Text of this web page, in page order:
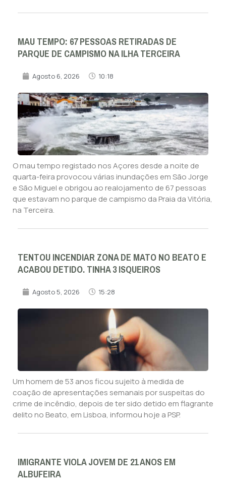
MAU TEMPO: 67 PESSOAS RETIRADAS DE
PARQUE DE CAMPISMO NA ILHA TERCEIRA
Agosto 6, 2026 10:18
O mau tempo registado nos Açores desde a noite de
quarta-feira provocou várias inundações em São Jorge
e São Miguel e obrigou ao realojamento de 67 pessoas
que estavam no parque de campismo da Praia da Vitória,
na Terceira.
TENTOU INCENDIAR ZONA DE MATO NO BEATO E
ACABOU DETIDO. TINHA 3 ISQUEIROS
Agosto 5, 2026 15:28
Um homem de 53 anos ficou sujeito à medida de
coação de apresentações semanais por suspeitas do
crime de incêndio, depois de ter sido detido em flagrante
delito no Beato, em Lisboa, informou hoje a PSP.
IMIGRANTE VIOLA JOVEM DE 21 ANOS EM
ALBUFEIRA